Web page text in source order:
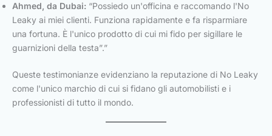
Ahmed, da Dubai: “Possiedo un'officina e raccomando l'No
Leaky ai miei clienti. Funziona rapidamente e fa risparmiare
una fortuna. È l'unico prodotto di cui mi fido per sigillare le
guarnizioni della testa”.”
Queste testimonianze evidenziano la reputazione di No Leaky
come l'unico marchio di cui si fidano gli automobilisti e i
professionisti di tutto il mondo.